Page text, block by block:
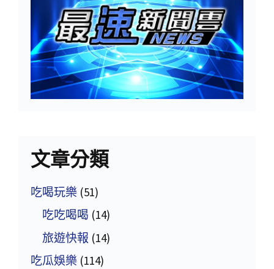
文章分類
吃喝玩樂 (51)
吃吃喝喝 (14)
旅遊快報 (14)
吃瓜娛樂 (114)